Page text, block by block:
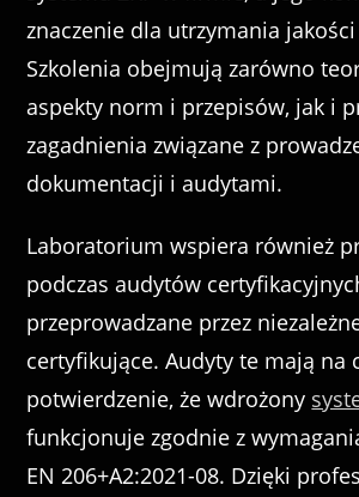
znaczenie dla utrzymania
Szkolenia obejmują zarówno
aspekty norm i przepisów, jak i
zagadnienia związane z
dokumentacji i audytami.
Laboratorium wspiera również
podczas audytów
przeprowadzane przez
certyfikujące. Audyty te mają na
potwierdzenie, że wdrożony
funkcjonuje zgodnie z
EN 206+A2:2021-08. Dzięki